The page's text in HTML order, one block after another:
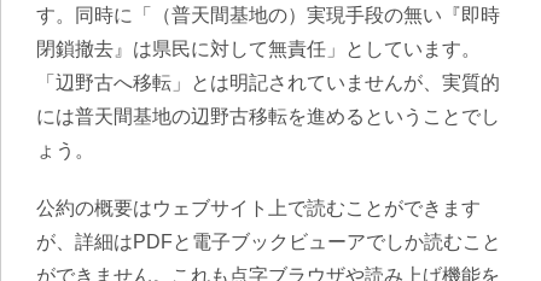
す。同時に「（普天間基地の）実現手段の無い『即時
閉鎖撤去』は県民に対して無責任」としています。
「辺野古へ移転」とは明記されていませんが、実質的
には普天間基地の辺野古移転を進めるということでし
ょう。
公約の概要はウェブサイト上で読むことができます
が、詳細はPDFと電子ブックビューアでしか読むこと
ができません。これも点字ブラウザや読み上げ機能を